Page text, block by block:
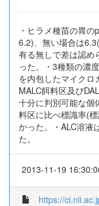
・ヒラメ種苗の胃
6.2)、無い場合は
有る無しで差は認め
った。・3種類の濃
を内包したマイクロ
MALC餌料区及び
十分に判別可能な個
料区に比べ標識率(
かった。・ALC溶液
た。
2013-11-19
https://